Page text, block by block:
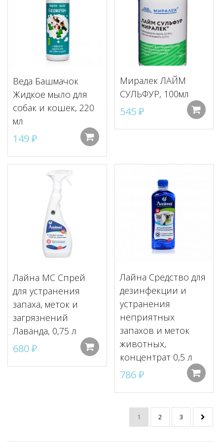
Веда Башмачок
Жидкое мыло для
собак и кошек, 220
мл
149₽
Миралек ЛАЙМ
СУЛЬФУР, 100мл
545₽
Лайна МС Спрей
для устранения
запаха, меток и
загрязнений
Лаванда, 0,75 л
680₽ Добавить в корзину
Лайна Средство для
дезинфекции и
устранения
неприятных
запахов и меток
животных,
концентрат 0,5 л
786₽
1 2 3